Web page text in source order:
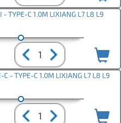
TYPE-C 1.0М LIXIANG L7 L8 L9
- TYPE-C 1.0М LIXIANG L7 L8 L9